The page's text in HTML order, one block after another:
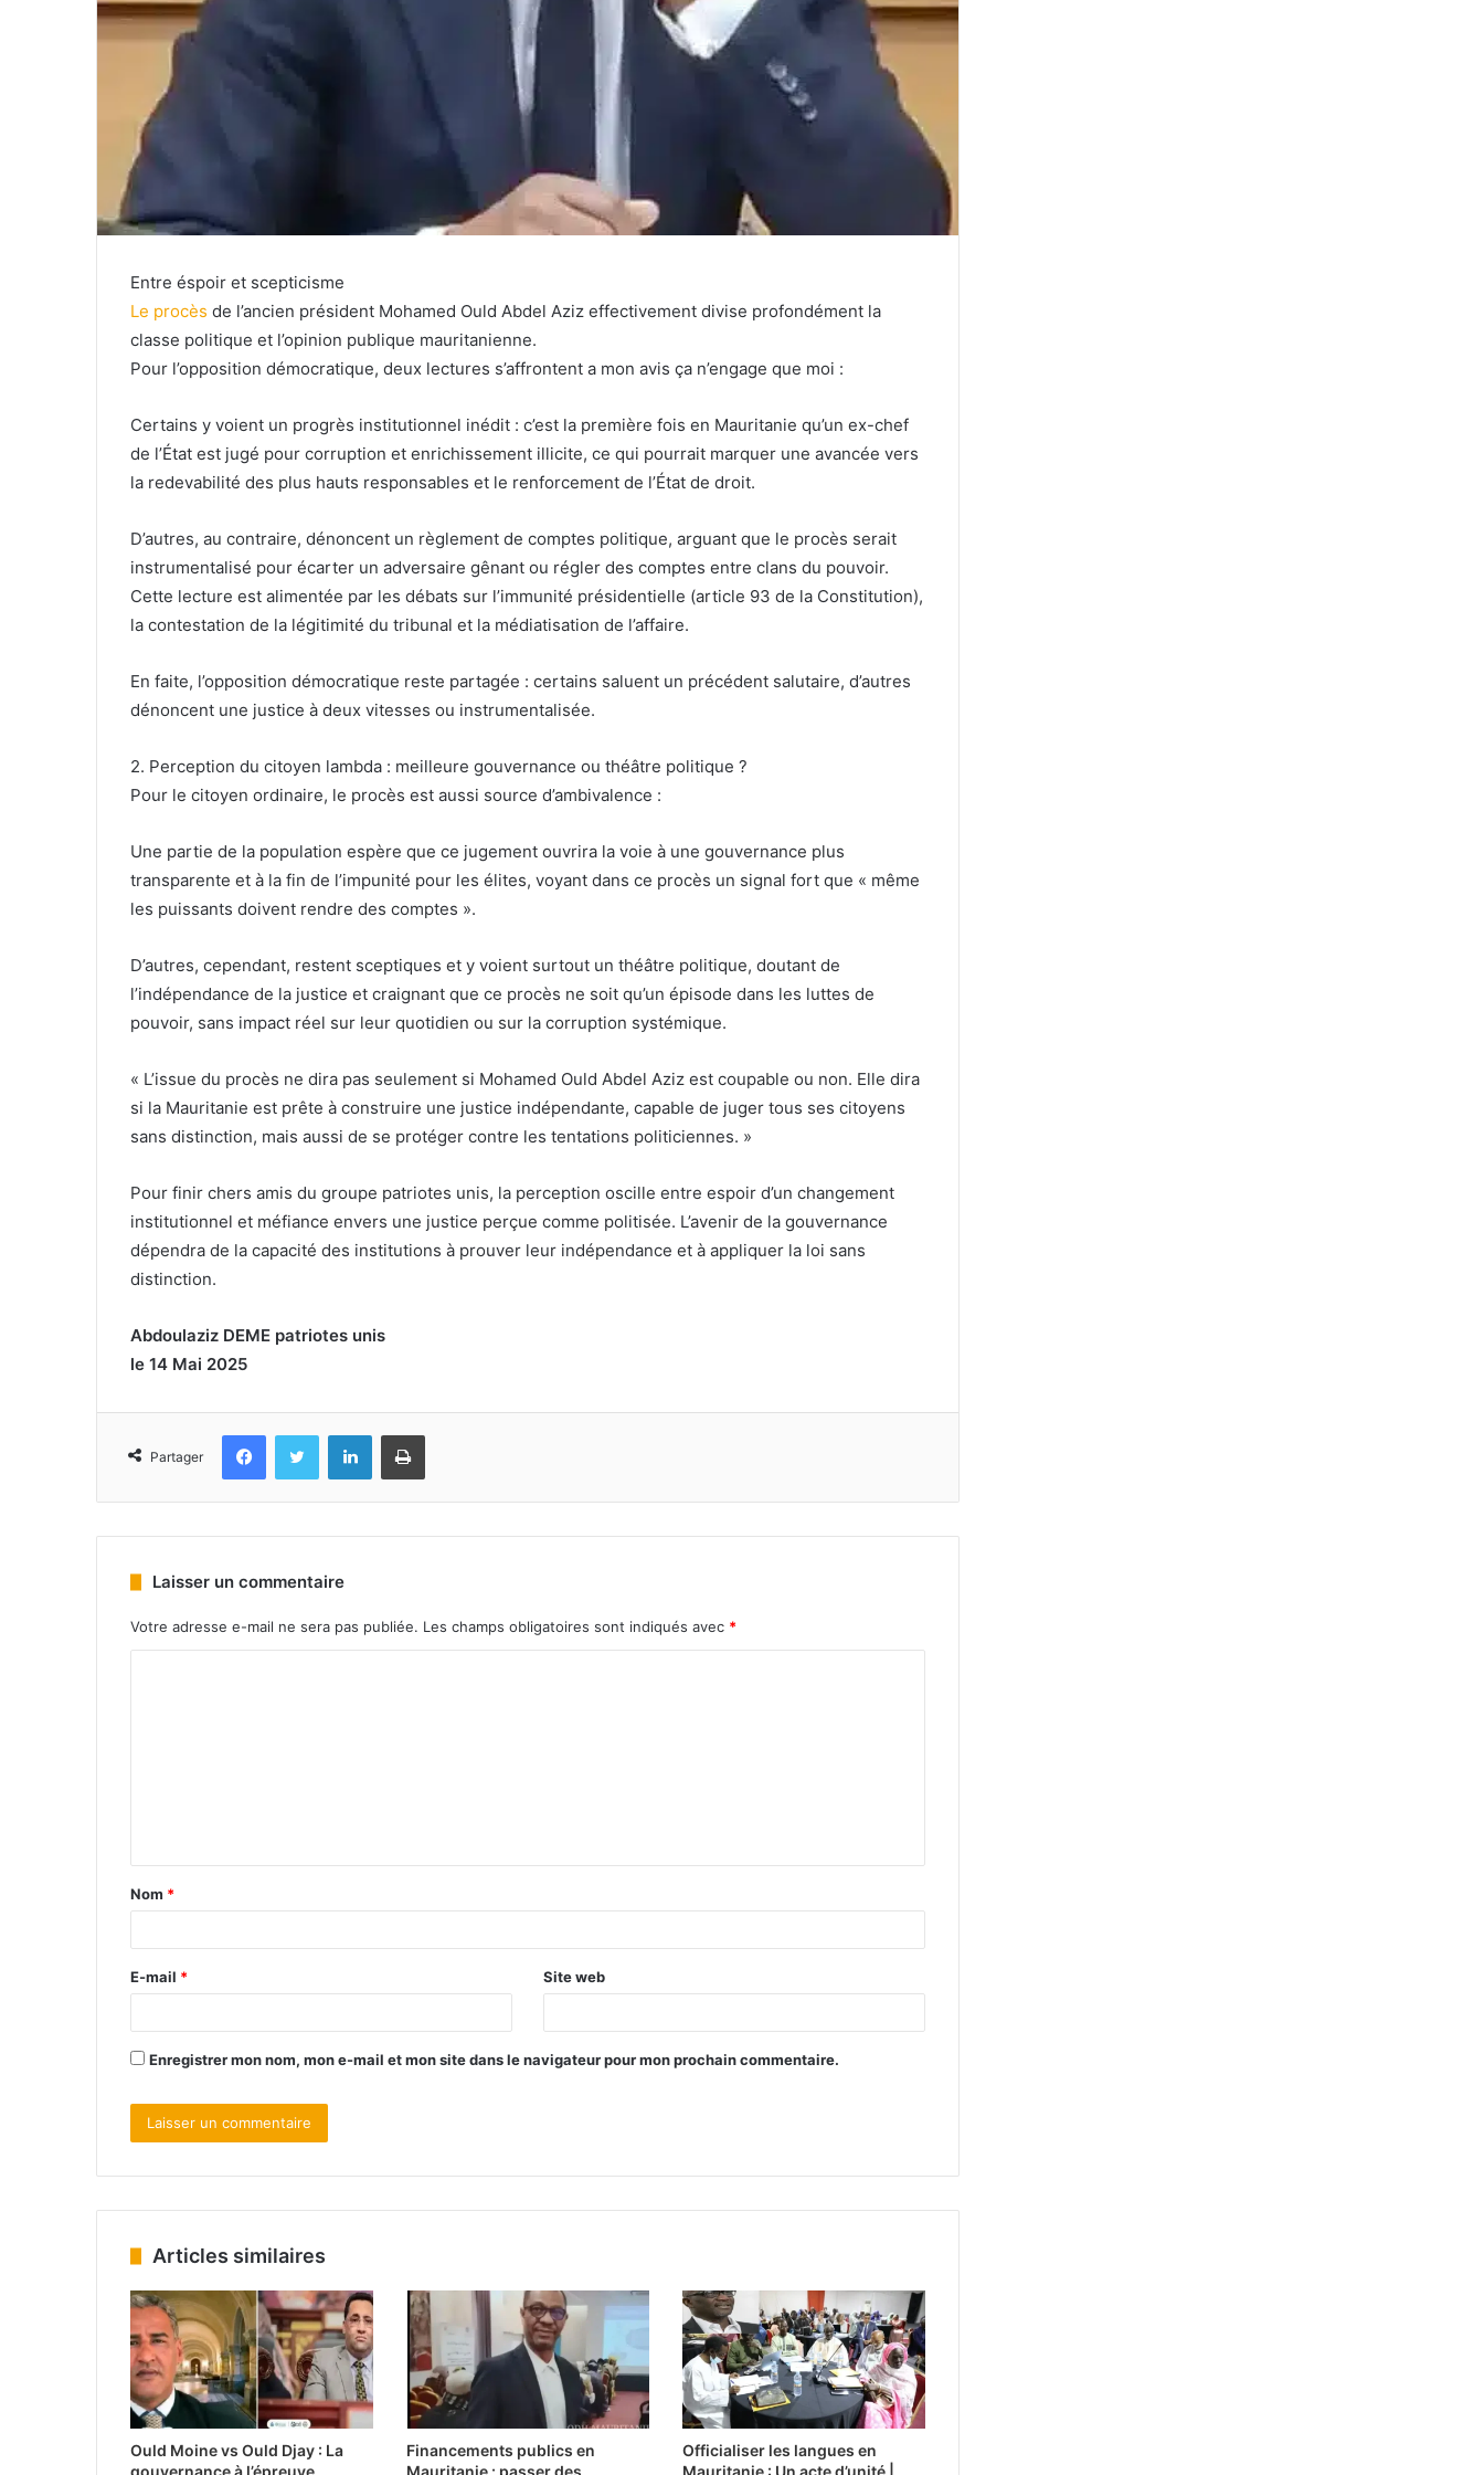
Entre éspoir et scepticisme
Le procès de l’ancien président Mohamed Ould Abdel Aziz effectivement divise profondément la
classe politique et l’opinion publique mauritanienne.
Pour l’opposition démocratique, deux lectures s’affrontent a mon avis ça n’engage que moi :
Certains y voient un progrès institutionnel inédit : c’est la première fois en Mauritanie qu’un ex-chef
de l’État est jugé pour corruption et enrichissement illicite, ce qui pourrait marquer une avancée vers
la redevabilité des plus hauts responsables et le renforcement de l’État de droit.
D’autres, au contraire, dénoncent un règlement de comptes politique, arguant que le procès serait
instrumentalisé pour écarter un adversaire gênant ou régler des comptes entre clans du pouvoir.
Cette lecture est alimentée par les débats sur l’immunité présidentielle (article 93 de la Constitution),
la contestation de la légitimité du tribunal et la médiatisation de l’affaire.
En faite, l’opposition démocratique reste partagée : certains saluent un précédent salutaire, d’autres
dénoncent une justice à deux vitesses ou instrumentalisée.
2. Perception du citoyen lambda : meilleure gouvernance ou théâtre politique ?
Pour le citoyen ordinaire, le procès est aussi source d’ambivalence :
Une partie de la population espère que ce jugement ouvrira la voie à une gouvernance plus
transparente et à la fin de l’impunité pour les élites, voyant dans ce procès un signal fort que « même
les puissants doivent rendre des comptes ».
D’autres, cependant, restent sceptiques et y voient surtout un théâtre politique, doutant de
l’indépendance de la justice et craignant que ce procès ne soit qu’un épisode dans les luttes de
pouvoir, sans impact réel sur leur quotidien ou sur la corruption systémique.
« L’issue du procès ne dira pas seulement si Mohamed Ould Abdel Aziz est coupable ou non. Elle dira
si la Mauritanie est prête à construire une justice indépendante, capable de juger tous ses citoyens
sans distinction, mais aussi de se protéger contre les tentations politiciennes. »
Pour finir chers amis du groupe patriotes unis, la perception oscille entre espoir d’un changement
institutionnel et méfiance envers une justice perçue comme politisée. L’avenir de la gouvernance
dépendra de la capacité des institutions à prouver leur indépendance et à appliquer la loi sans
distinction.
Abdoulaziz DEME patriotes unis
le 14 Mai 2025
Partager
FacebookTwitter LinkedinImprimer
Laisser un commentaire
Votre adresse e-mail ne sera pas publiée. Les champs obligatoires sont indiqués avec *
Nom *
E-mail * Site web
Enregistrer mon nom, mon e-mail et mon site dans le navigateur pour mon prochain commentaire.
Articles similaires
Ould Moine vs Ould Djay : La
gouvernance à l’épreuve
Financements publics en
Mauritanie : passer des
Officialiser les langues en
Mauritanie : Un acte d’unité |